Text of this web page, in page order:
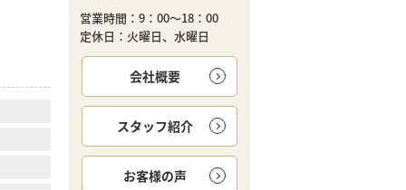
営業時間：9：00～18：00
定休日：火曜日、水曜日
会社概要
スタッフ紹介
お客様の声